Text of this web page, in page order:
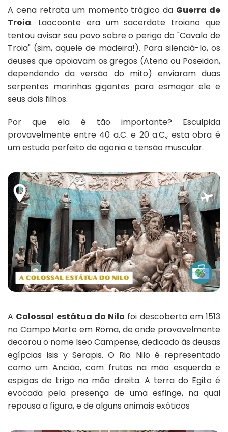
A cena retrata um momento trágico da Guerra de
Troia. Laocoonte era um sacerdote troiano que
tentou avisar seu povo sobre o perigo do "Cavalo de
Troia" (sim, aquele de madeira!). Para silenciá-lo, os
deuses que apoiavam os gregos (Atena ou Poseidon,
dependendo da versão do mito) enviaram duas
serpentes marinhas gigantes para esmagar ele e
seus dois filhos.
Por que ela é tão importante? Esculpida
provavelmente entre 40 a.C. e 20 a.C., esta obra é
um estudo perfeito de agonia e tensão muscular.
A Colossal estátua do Nilo foi descoberta em 1513
no Campo Marte em Roma, de onde provavelmente
decorou o nome Iseo Campense, dedicado às deusas
egípcias Isis y Serapis. O Rio Nilo é representado
como um Ancião, com frutas na mão esquerda e
espigas de trigo na mão direita. A terra do Egito é
evocada pela presença de uma esfinge, na qual
repousa a figura, e de alguns animais exóticos